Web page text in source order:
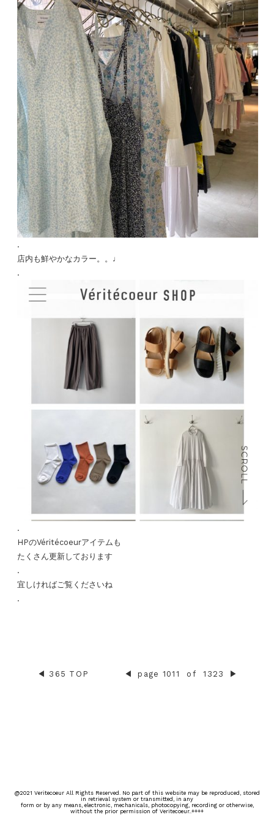
.
店内も鮮やかなカラー。。♩
.
.
HPのVéritécoeurアイテムも
たくさん更新しております
.
宜しければご覧くださいね
.
◀︎ 365 TOP ◀︎ page 1011 of 1323 ▶︎
@2021 Veritecoeur All Rights Reserved. No part of this website may be reproduced, stored
in retrieval system or transmitted, in any
form or by any means, electronic, mechanicals, photocopying, recording or otherwise,
without the prior permission of Veritecoeur..++++